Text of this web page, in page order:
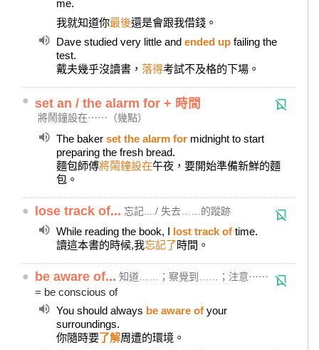
me.
我就知道你最後還是會跟我借錢。
Dave studied very little and ended up failing the
test.
戴夫幾乎沒讀書， 落得考試不及格的下場。
● set an / the alarm for + 時間
將鬧鐘設在⋯⋯（幾點）
The baker set the alarm for midnight to start
preparing the fresh bread.
麵包師傅將鬧鐘設在午夜，要開始準備新鮮的麵
包。
● lose track of... 忘記..../ 失去……的蹤跡
While reading the book, I lost track of time.
讀這本書的時候,我忘記了時間。
● be aware of... 知道……；察覺到……；注意⋯⋯
= be conscious of
You should always be aware of your
surroundings.
你隨時要了解周遭的環境。